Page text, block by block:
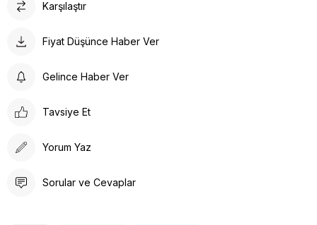
Karşılaştır
Fiyat Düşünce Haber Ver
Gelince Haber Ver
Tavsiye Et
Yorum Yaz
Sorular ve Cevaplar